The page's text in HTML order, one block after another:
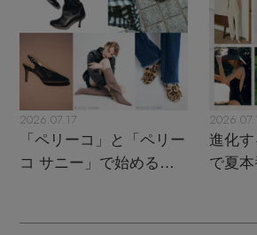
2026.07.17
「ペリーコ」と「ペリー
コ サニー」で始める秋
進化
で夏本